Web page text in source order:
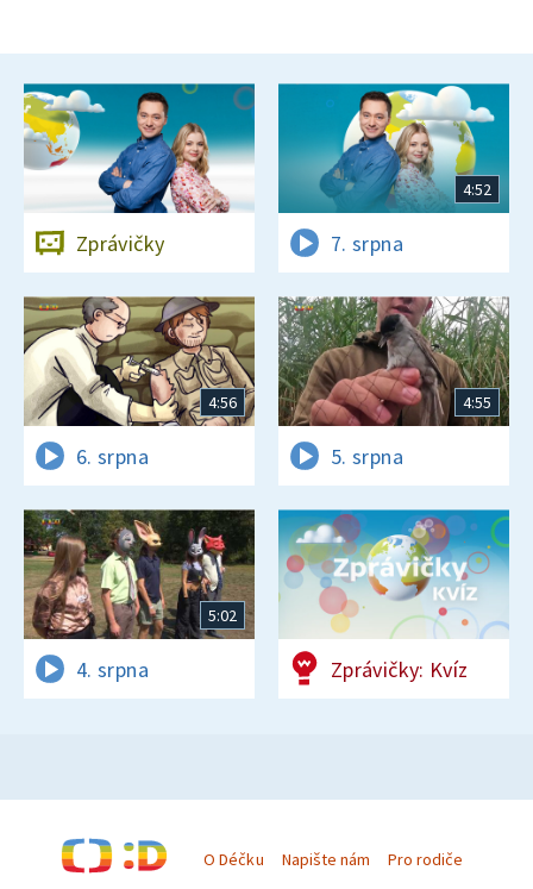
Zprávičky
4:52
7. srpna
4:56
6. srpna
4:55
5. srpna
5:02
4. srpna Zprávičky: Kvíz
O Déčku Napište nám Pro rodiče